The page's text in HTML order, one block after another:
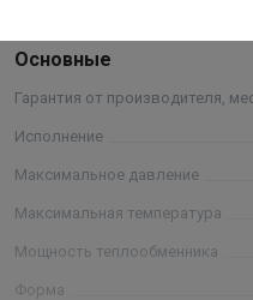
Основные
Гарантия от производителя,
Исполнение
Максимальное давление
Максимальная температура
Мощность теплообменника
Форма